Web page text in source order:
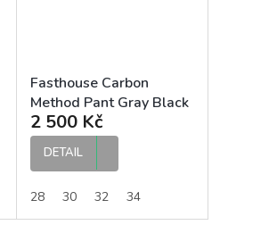
Fasthouse Carbon
Method Pant Gray Black
MX kalhoty
2 500 Kč
DETAIL
28 30 32 34